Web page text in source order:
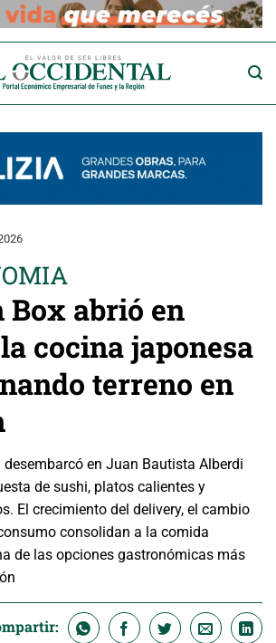
Box abrió en
cocina japonesa
terreno en
en Juan Bautista Alberdi
de sushi, platos calientes y
El crecimiento del delivery, el cambio
consolidan a la comida
de las opciones gastronómicas más